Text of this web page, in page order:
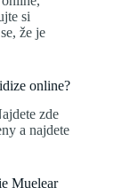
si
že je
online?
zde
a najdete
Muelear